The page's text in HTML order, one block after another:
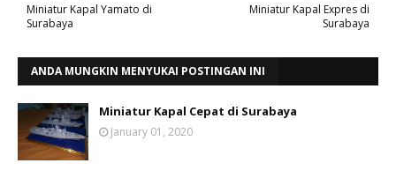
Miniatur Kapal Expres di
Surabaya
Miniatur Kapal Yamato di
Surabaya
ANDA MUNGKIN MENYUKAI POSTINGAN INI
Miniatur Kapal Cepat di Surabaya
January 01, 2020